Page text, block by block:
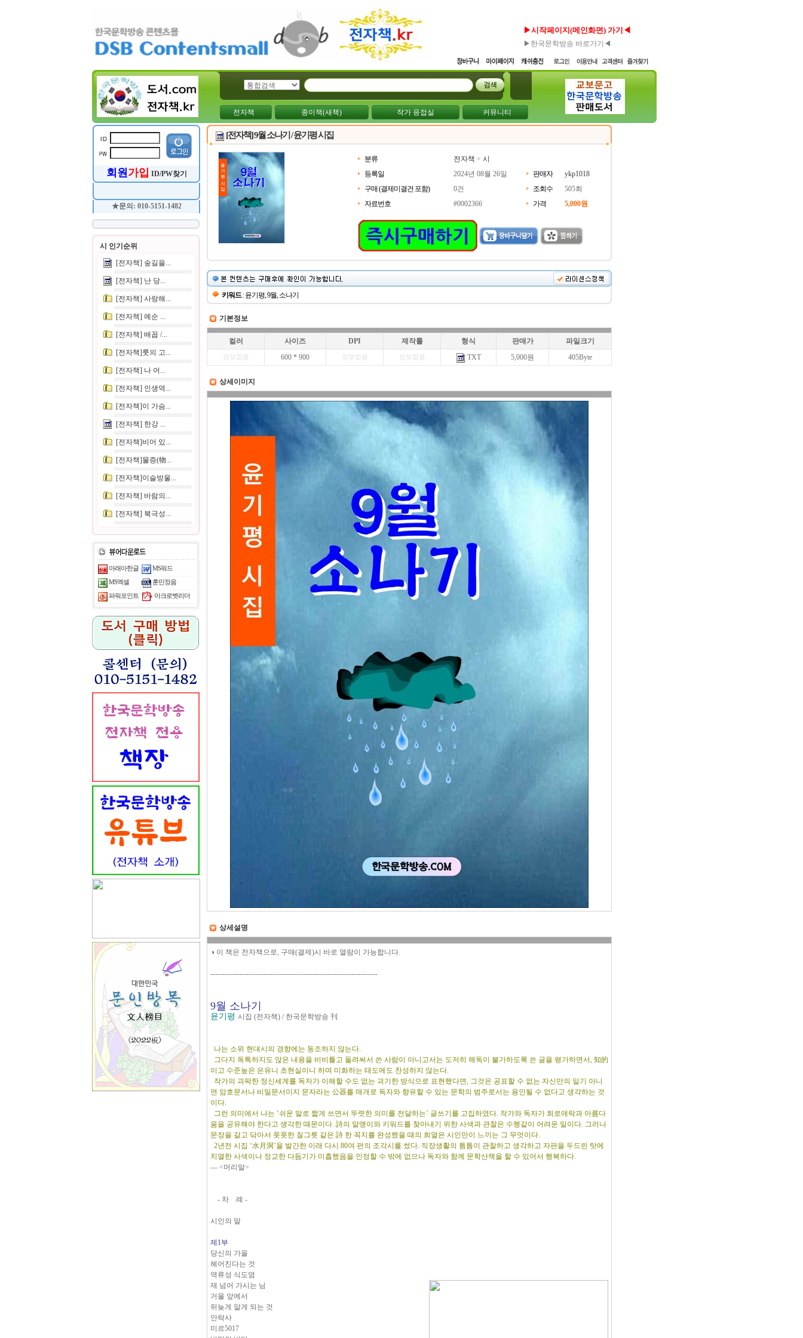
▶시작페이지(메인화면) 가기◀
▶한국문학방송 바로가기◀
전자책 종이책(새책) 작가 응접실 커뮤니티
회원가입 ID/PW찾기
★문의: 010-5151-1482
시 인기순위
[전자책] 숲길을...
[전자책] 난 당...
[전자책] 사랑해...
[전자책] 예순 ...
[전자책] 배꼽 /...
[전자책]룻의 고...
[전자책] 나 어...
[전자책] 인생역...
[전자책]이 가슴...
[전자책] 한강 ...
[전자책]비어 있...
[전자책]물증(物...
[전자책]이슬방울...
[전자책] 바람의...
[전자책] 북극성...
아래아한글 MS워드
MS엑셀 훈민정음
파워포인트 아크로벳리더
[전자책] 9월 소나기 / 윤기평 시집
분류 전자책 > 시
등록일
2024년 08월 26일 판매자
ykp1018
구매 (결제미결건 포함)
0건 조회수
505회
자료번호
#0002366 가격 5,000원
키워드: 윤기평, 9월, 소나기
기본정보
컬러 사이즈 DPI 제작툴 형식 판매가 파일크기
정보없음 600 * 900 정보없음 정보없음 TXT 5,000원 405Byte
상세이미지
상세설명
◑ 이 책은 전자책으로, 구매(결제)시 바로 열람이 가능합니다.
----------------------------------------------------------------------
9월 소나기
윤기평 시집 (전자책) / 한국문학방송 刊
나는 소위 현대시의 경향에는 동조하지 않는다.
그다지 독특하지도 않은 내용을 비비틀고 돌려써서 쓴 사람이 아니고서는 도저히 해독이 불가하도록 쓴 글을 평가하면서, 知的
이고 수준높은 은유니 초현실이니 하며 미화하는 태도에도 찬성하지 않는다.
작가의 괴팍한 정신세계를 독자가 이해할 수도 없는 괴기한 방식으로 표현했다면, 그것은 공표할 수 없는 자신만의 일기 아니
면 암호문서나 비밀문서이지 문자라는 公器를 매개로 독자와 향유할 수 있는 문학의 범주로서는 용인될 수 없다고 생각하는 것
이다.
그런 의미에서 나는 ‘쉬운 말로 짧게 쓰면서 뚜렷한 의미를 전달하는’ 글쓰기를 고집하였다. 작가와 독자가 희로애락과 아름다
움을 공유해야 한다고 생각한 때문이다. 詩의 알맹이와 키워드를 찾아내기 위한 사색과 관찰은 수행같이 어려운 일이다. 그러나
문장을 갈고 닦아서 풋풋한 질그릇 같은 詩 한 꼭지를 완성했을 때의 희열은 시인만이 느끼는 그 무엇이다.
2년전 시집 ‘水月洞’을 발간한 이래 다시 80여 편의 조각시를 썼다. 직장생활의 틈틈이 관찰하고 생각하고 자판을 두드린 탓에
치열한 사색이나 정교한 다듬기가 미흡했음을 인정할 수 밖에 없으나 독자와 함께 문학산책을 할 수 있어서 행복하다.
― <머리말>
- 차 례 -
시인의 말
제1부
당신의 가을
헤어진다는 것
역류성 식도염
재 넘어 가시는 님
거울 앞에서
뒤늦게 알게 되는 것
안락사
미르5017